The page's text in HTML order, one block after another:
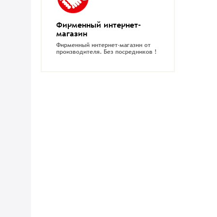
Фирменный интернет-
магазин
Фирменный интернет-магазин от
производителя. Без посредников !